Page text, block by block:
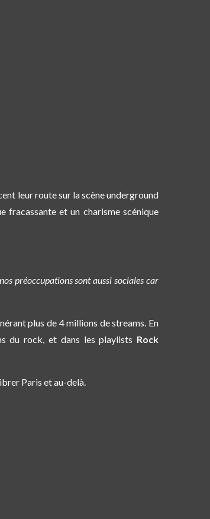
leur route sur la scène underground
fracassante et un charisme scénique
préoccupations sont aussi sociales car
plus de 4 millions de streams. En
du rock, et dans les playlists Rock
Paris et au-delà.